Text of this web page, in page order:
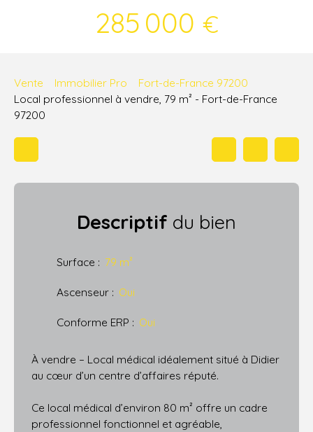
285 000 €
Vente Immobilier Pro
Fort-de-France 97200
Local professionnel à vendre, 79 m² - Fort-de-France
97200
Descriptif du bien
Surface : 79 m²
Ascenseur : Oui
Conforme ERP : Oui
À vendre – Local médical idéalement situé à Didier
au cœur d’un centre d’affaires réputé.
Ce local médical d’environ 80 m² offre un cadre
professionnel fonctionnel et agréable,